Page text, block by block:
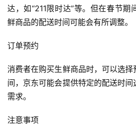
首
页
达，如“211限时达”等。但在春节期
鲜商品的配送时间可能会有所调整。
订单预约
消费者在购买生鲜商品时，可以选择
间，京东可能会提供特定的配送时
需求。
注意事项